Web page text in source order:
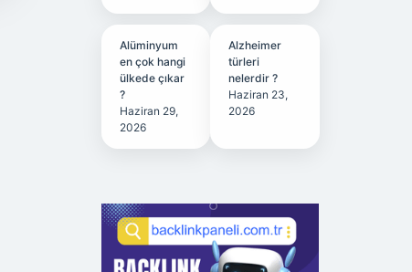
Alüminyum
en çok hangi
ülkede çıkar
?
Haziran 29,
2026
Alzheimer
türleri
nelerdir ?
Haziran 23,
2026